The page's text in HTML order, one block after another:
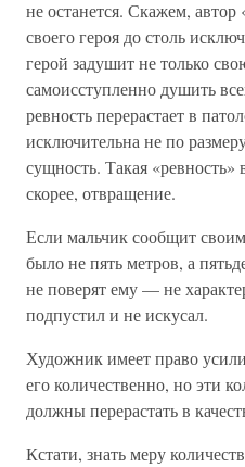
не останется. Скажем, автор
своего героя до столь
герой задушит не только
самоисступленно душить
ревность перерастает в
исключительна не по
сущность. Такая «ревность»
скорее, отвращение.
Если мальчик сообщит
было не пять метров, а
не поверят ему — не
подпустил и не искусал.
Художник имеет право
его количественно, но эти
должны перерастать в
Кстати, знать меру